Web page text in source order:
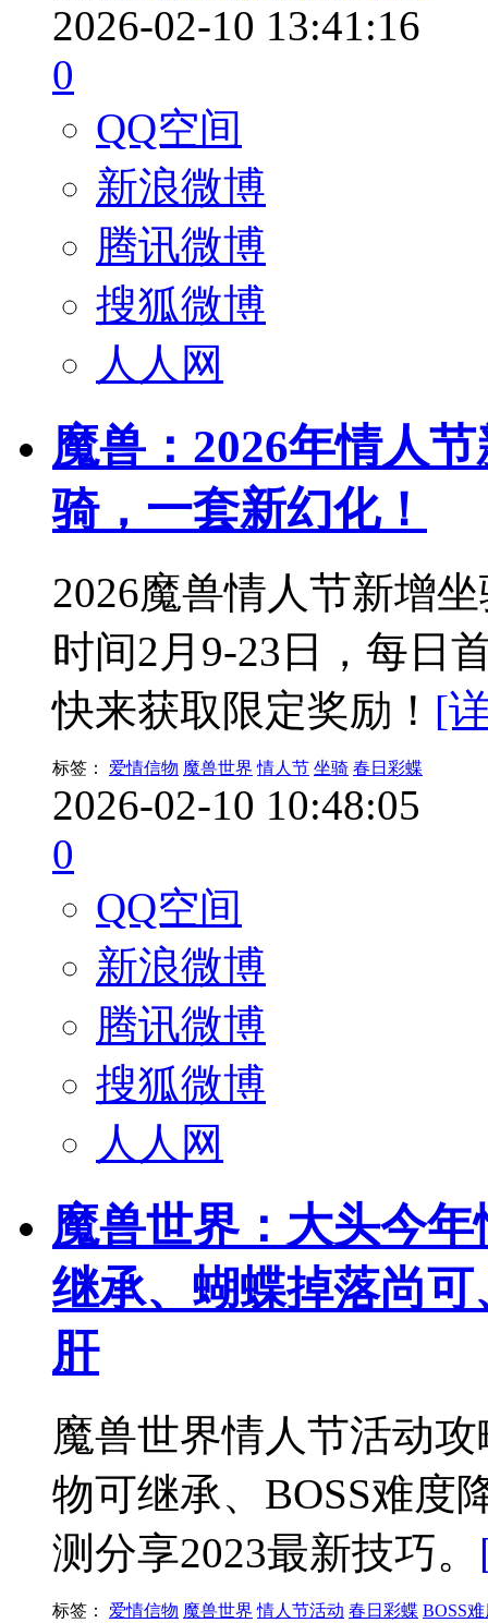
2026-02-10 13:41:16
0
QQ空间
新浪微博
腾讯微博
搜狐微博
人人网
魔兽：2026年情人
骑，一套新幻化！
2026魔兽情人节新增
时间2月9-23日，每日
快来获取限定奖励！ [
标签： 爱情信物 魔兽世界 情人节 坐骑 春日彩蝶
2026-02-10 10:48:05
0
QQ空间
新浪微博
腾讯微博
搜狐微博
人人网
魔兽世界：大头今
继承、蝴蝶掉落尚
肝
魔兽世界情人节活动
物可继承、BOSS难度
测分享2023最新技巧。
标签： 爱情信物 魔兽世界 情人节活动 春日彩蝶 BOSS